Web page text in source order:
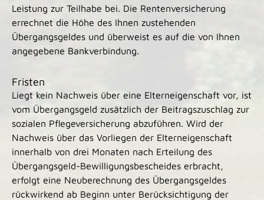
Leistung zur Teilhabe bei. Die Rentenversicherung
errechnet die Höhe des Ihnen zustehenden
Übergangsgeldes und überweist es auf die von Ihnen
angegebene Bankverbindung.
Fristen
Liegt kein Nachweis über eine Elterneigenschaft vor, ist
vom Übergangsgeld zusätzlich der Beitragszuschlag zur
sozialen Pflegeversicherung abzuführen. Wird der
Nachweis über das Vorliegen der Elterneigenschaft
innerhalb von drei Monaten nach Erteilung des
Übergangsgeld-Bewilligungsbescheides erbracht,
erfolgt eine Neuberechnung des Übergangsgeldes
rückwirkend ab Beginn unter Berücksichtigung der